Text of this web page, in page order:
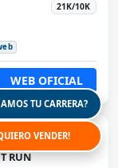
TU CARRERA?
VENDER!
21K/10K
WEB OFICIAL
14k/7k/3k
RUN